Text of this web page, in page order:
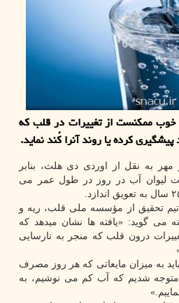
خوب ممکنست از تغییرات در قلب که
کرده یا روند آنرا کُند نماید.
به نقل از اوردی دی هلث، بنابر
لیوان آب در روز در طول عمر می
تیم تحقیق از مؤسسه ملی قلب، ریه و
می گوید: «یافته ها نشان میدهد که
درون قلب که منجر به نارسایی
به میزان مایعاتی که هر روز مصرف
متوجه شدیم که آب کم می نوشیم، به